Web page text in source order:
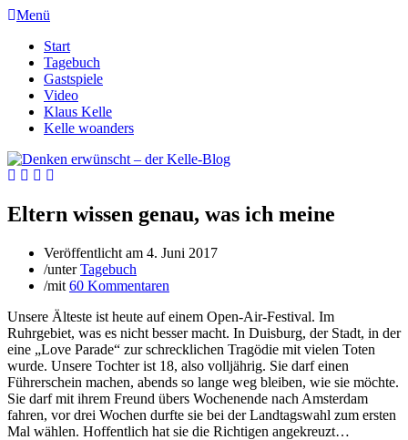
Menü
Start
Tagebuch
Gastspiele
Video
Klaus Kelle
Kelle woanders
Eltern wissen genau, was ich meine
Veröffentlicht am 4. Juni 2017
/unterTagebuch
/mit 60 Kommentaren
Unsere Älteste ist heute auf einem Open-Air-Festival. Im
Ruhrgebiet, was es nicht besser macht. In Duisburg, der Stadt, in der
eine „Love Parade“ zur schrecklichen Tragödie mit vielen Toten
wurde. Unsere Tochter ist 18, also volljährig. Sie darf einen
Führerschein machen, abends so lange weg bleiben, wie sie möchte.
Sie darf mit ihrem Freund übers Wochenende nach Amsterdam
fahren, vor drei Wochen durfte sie bei der Landtagswahl zum ersten
Mal wählen. Hoffentlich hat sie die Richtigen angekreuzt…